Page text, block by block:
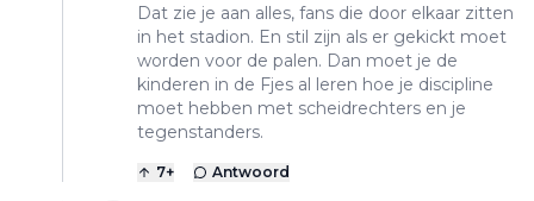
Dat zie je aan alles, fans die door elkaar zitten
in het stadion. En stil zijn als er gekickt moet
worden voor de palen. Dan moet je de
kinderen in de Fjes al leren hoe je discipline
moet hebben met scheidrechters en je
tegenstanders.
7+ Antwoord